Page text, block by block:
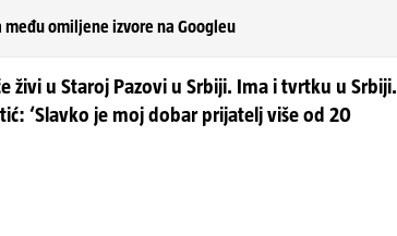
među omiljene izvore na Googleu
živi u Staroj Pazovi u Srbiji. Ima i tvrtku u Srbiji.
‘Slavko je moj dobar prijatelj više od 20